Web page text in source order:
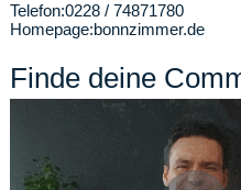
Telefon:0228 / 74871780
Homepage:bonnzimmer.de
Finde deine